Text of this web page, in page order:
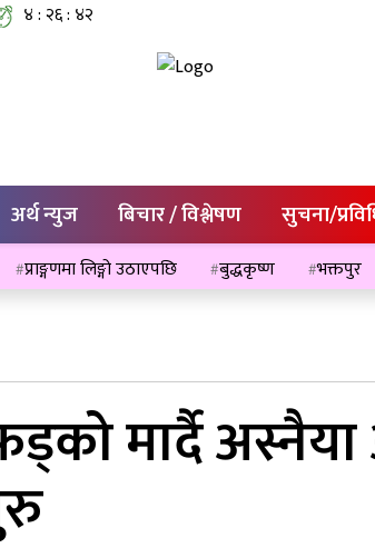
४ : २६ : ४२
अर्थ न्युज बिचार / विश्लेषण सुचना/
प्राङ्गणमा लिङ्गो उठाएपछि बुद्धकृष्ण भक्तपुर
मार्दै